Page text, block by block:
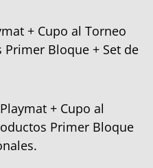
+ Cupo al Torneo
Bloque + Set de
+ Cupo al
Primer Bloque